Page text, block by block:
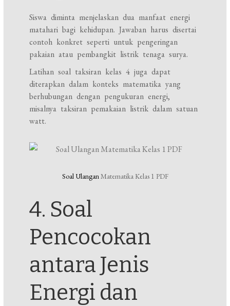
Siswa diminta menjelaskan dua manfaat energi
matahari bagi kehidupan. Jawaban harus disertai
contoh konkret seperti untuk pengeringan
pakaian atau pembangkit listrik tenaga surya.
Latihan soal taksiran kelas 4 juga dapat
diterapkan dalam konteks matematika yang
berhubungan dengan pengukuran energi,
misalnya taksiran pemakaian listrik dalam satuan
watt.
Soal UlanganMatematika Kelas 1 PDF
4. Soal
Pencocokan
antara Jenis
Energi dan